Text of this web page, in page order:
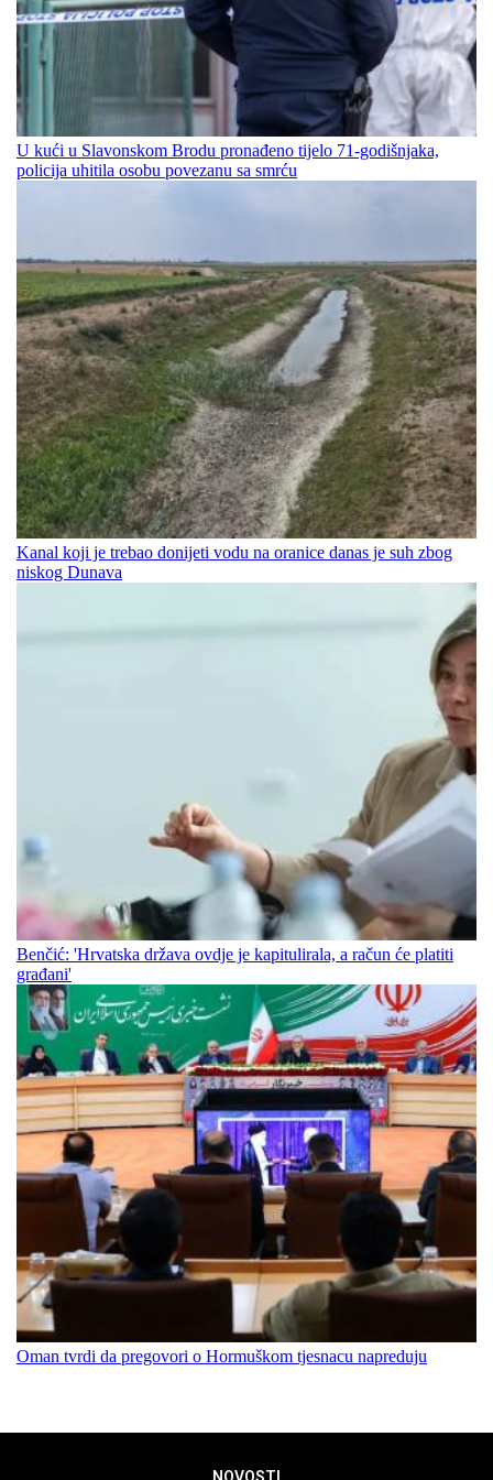
U kući u Slavonskom Brodu pronađeno tijelo 71-godišnjaka,
policija uhitila osobu povezanu sa smrću
Kanal koji je trebao donijeti vodu na oranice danas je suh zbog
niskog Dunava
Benčić: 'Hrvatska država ovdje je kapitulirala, a račun će platiti
građani'
Oman tvrdi da pregovori o Hormuškom tjesnacu napreduju